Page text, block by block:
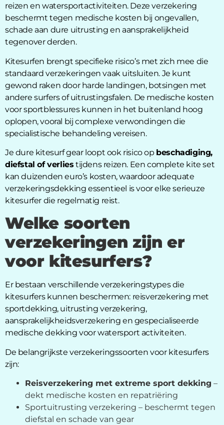
reizen en watersportactiviteiten. Deze verzekering
beschermt tegen medische kosten bij ongevallen,
schade aan dure uitrusting en aansprakelijkheid
tegenover derden.
Kitesurfen brengt specifieke risico’s met zich mee die
standaard verzekeringen vaak uitsluiten. Je kunt
gewond raken door harde landingen, botsingen met
andere surfers of uitrustingsfalen. De medische kosten
voor sportblessures kunnen in het buitenland hoog
oplopen, vooral bij complexe verwondingen die
specialistische behandeling vereisen.
Je dure kitesurf gear loopt ook risico op beschadiging,
diefstal of verlies tijdens reizen. Een complete kite set
kan duizenden euro’s kosten, waardoor adequate
verzekeringsdekking essentieel is voor elke serieuze
kitesurfer die regelmatig reist.
Welke soorten
verzekeringen zijn er
voor kitesurfers?
Er bestaan verschillende verzekeringstypes die
kitesurfers kunnen beschermen: reisverzekering met
sportdekking, uitrusting verzekering,
aansprakelijkheidsverzekering en gespecialiseerde
medische dekking voor watersport activiteiten.
De belangrijkste verzekeringssoorten voor kitesurfers
zijn:
Reisverzekering met extreme sport dekking –
dekt medische kosten en repatriëring
Sportuitrusting verzekering – beschermt tegen
diefstal en schade van gear